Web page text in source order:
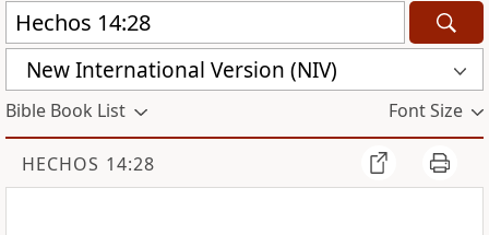
New International Version (NIV)
Bible Book List Font Size
HECHOS 14:28